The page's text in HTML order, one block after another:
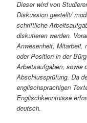
Dieser wird von
Diskussion gestellt/
schriftliche
diskutieren werden.
Anwesenheit, Mitarbeit,
oder Position in der
Arbeitsaufgaben, sowie
Abschlussprüfung. Da
englischsprachigen
Englischkenntnisse
deutsch.